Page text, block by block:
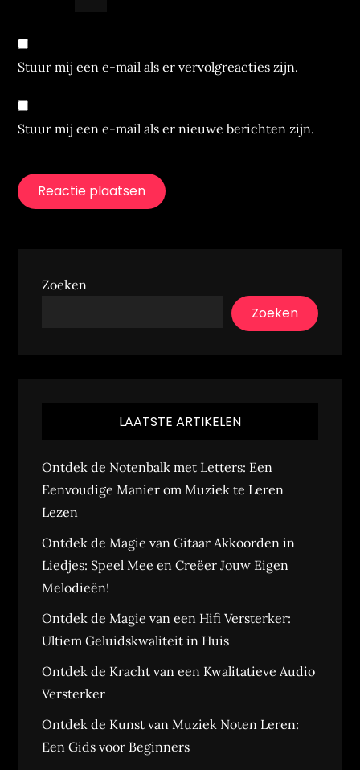
Stuur mij een e-mail als er vervolgreacties zijn.
Stuur mij een e-mail als er nieuwe berichten zijn.
Zoeken
Zoeken
LAATSTE ARTIKELEN
Ontdek de Notenbalk met Letters: Een
Eenvoudige Manier om Muziek te Leren
Lezen
Ontdek de Magie van Gitaar Akkoorden in
Liedjes: Speel Mee en Creëer Jouw Eigen
Melodieën!
Ontdek de Magie van een Hifi Versterker:
Ultiem Geluidskwaliteit in Huis
Ontdek de Kracht van een Kwalitatieve Audio
Versterker
Ontdek de Kunst van Muziek Noten Leren:
Een Gids voor Beginners